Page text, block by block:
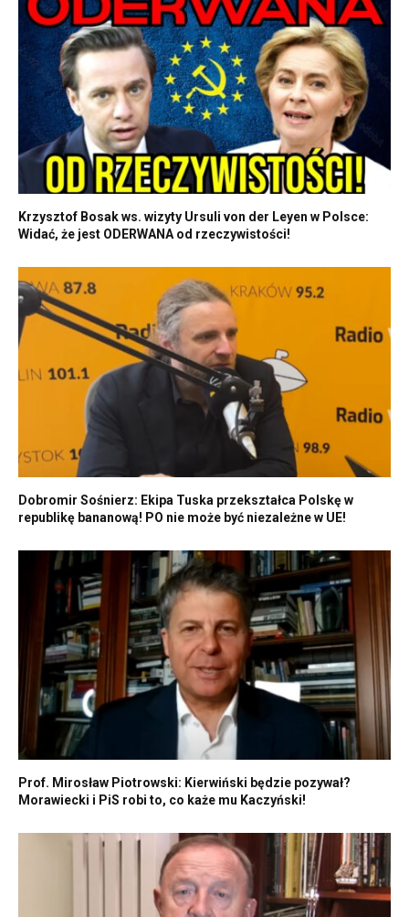
Krzysztof Bosak ws. wizyty Ursuli von der Leyen w Polsce:
Widać, że jest ODERWANA od rzeczywistości!
Dobromir Sośnierz: Ekipa Tuska przekształca Polskę w
republikę bananową! PO nie może być niezależne w UE!
Prof. Mirosław Piotrowski: Kierwiński będzie pozywał?
Morawiecki i PiS robi to, co każe mu Kaczyński!